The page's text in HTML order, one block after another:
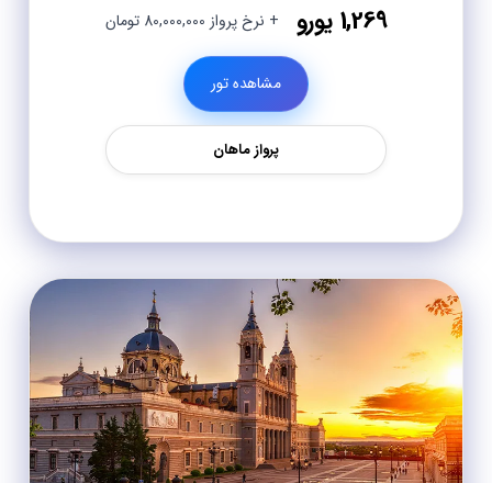
1,269 یورو + نرخ پرواز 80,000,000 تومان
مشاهده تور
پرواز ماهان